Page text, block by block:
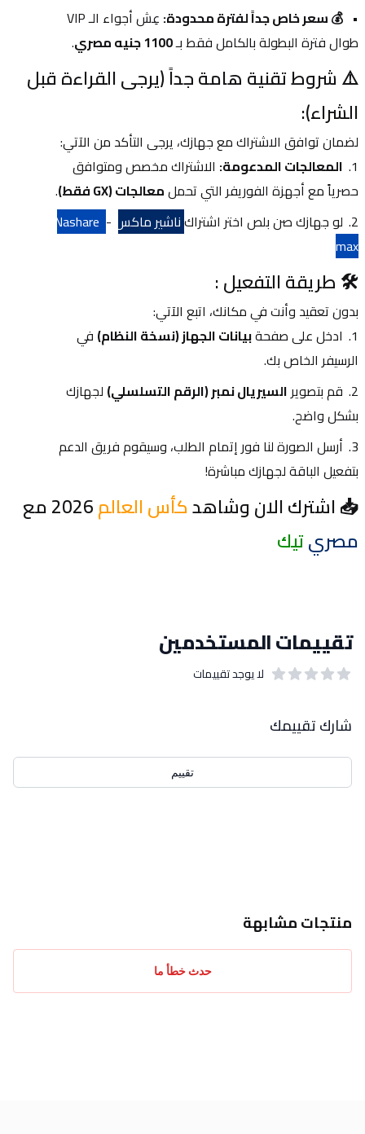
💰 سعر خاص جداً لفترة محدودة:
طوال فترة البطولة بالكامل فقط بـ 1100 جنيه مصري .
الشراء):
لضمان توافق الاشتراك مع جهازك، يرجى التأكد من الآتي:
المعالجات المدعومة:
حصرياً مع أجهزة الفوريفر التي تحمل معالجات (GX فقط)
.
لو جهازك صن بلص اختر اشتراك ناشير ماكس -
Nashare
max
🛠️ طريقة التفعيل :
بدون تعقيد وأنت في مكانك، اتبع الآتي:
ادخل على صفحة بيانات الجهاز (نسخة النظام)
الرسيفر الخاص بك.
قم بتصوير السيريال نمبر (الرقم التسلسلي)
بشكل واضح.
بتفعيل الباقة لجهازك مباشرة!
📥 اشترك الان وشاهد كأس العالم
مصريتيك
تقييمات المستخدمين
لا يوجد تقييمات
شارك تقييمك
تقييم
منتجات مشابهة
حدث خطأ ما